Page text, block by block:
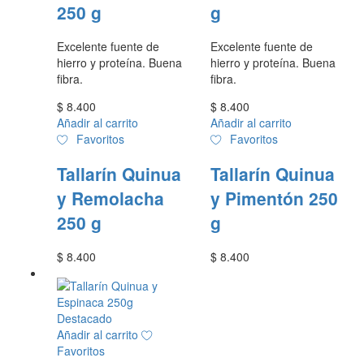
250 g
Excelente fuente de
hierro y proteína. Buena
fibra.
$ 8.400
Añadir al carrito
Favoritos
Tallarín Quinua
y Remolacha
250 g
$ 8.400
g
Excelente fuente de
hierro y proteína. Buena
fibra.
$ 8.400
Añadir al carrito
Favoritos
Tallarín Quinua
y Pimentón 250
g
$ 8.400
Destacado
Añadir al carrito
Favoritos